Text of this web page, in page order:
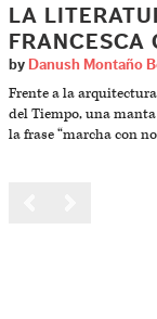
LA
FRANCESCA
by Danush Montaño
Frente a la
del Tiempo, una
la frase “marcha con